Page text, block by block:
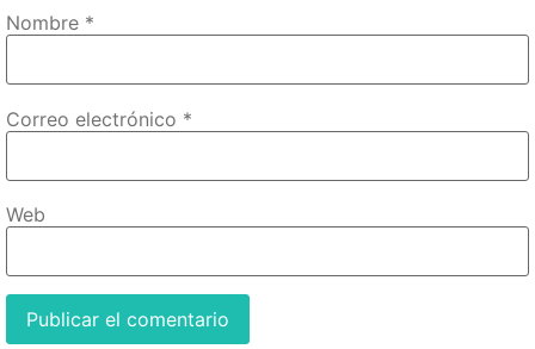
Nombre *
Correo electrónico *
Web